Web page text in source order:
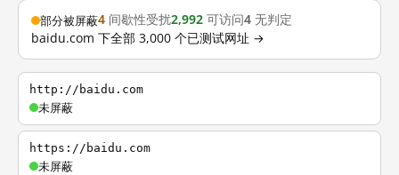
部分被屏蔽4 间歇性受扰2,992 可访问4 无判定
baidu.com 下全部 3,000 个已测试网址 →
http://baidu.com
未屏蔽
https://baidu.com
未屏蔽